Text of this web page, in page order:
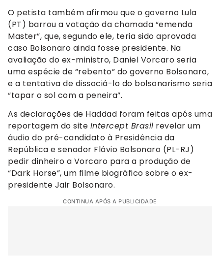
O petista também afirmou que o governo Lula
(PT) barrou a votação da chamada “emenda
Master”, que, segundo ele, teria sido aprovada
caso Bolsonaro ainda fosse presidente. Na
avaliação do ex-ministro, Daniel Vorcaro seria
uma espécie de “rebento” do governo Bolsonaro,
e a tentativa de dissociá-lo do bolsonarismo seria
“tapar o sol com a peneira”.
As declarações de Haddad foram feitas após uma
reportagem do site Intercept Brasil revelar um
áudio do pré-candidato à Presidência da
República e senador Flávio Bolsonaro (PL-RJ)
pedir dinheiro a Vorcaro para a produção de
“Dark Horse”, um filme biográfico sobre o ex-
presidente Jair Bolsonaro.
CONTINUA APÓS A PUBLICIDADE